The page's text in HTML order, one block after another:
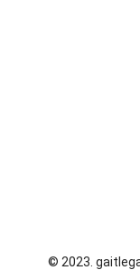
© 2023.